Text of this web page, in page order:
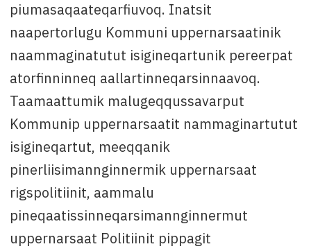
piumasaqaateqarfiuvoq. Inatsit
naapertorlugu Kommuni uppernarsaatinik
naammaginatutut isigineqartunik pereerpat
atorfinninneq aallartinneqarsinnaavoq.
Taamaattumik malugeqqussavarput
Kommunip uppernarsaatit nammaginartutut
isigineqartut, meeqqanik
pinerliisimannginnermik uppernarsaat
rigspolitiinit, aammalu
pineqaatissinneqarsimannginnermut
uppernarsaat Politiinit pippagit